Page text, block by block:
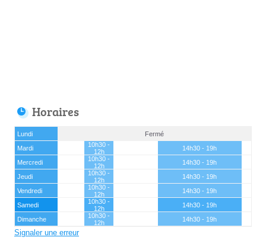
Horaires
Lundi
Fermé
Mardi
10h30 -
12h
14h30 - 19h
Mercredi
10h30 -
12h
14h30 - 19h
Jeudi
10h30 -
12h
14h30 - 19h
Vendredi
10h30 -
12h
14h30 - 19h
Samedi
10h30 -
12h
14h30 - 19h
Dimanche
10h30 -
12h
14h30 - 19h
Signaler une erreur